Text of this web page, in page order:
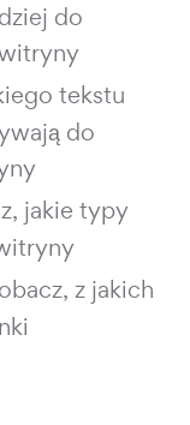
do
tekstu
do
jakie typy
z jakich